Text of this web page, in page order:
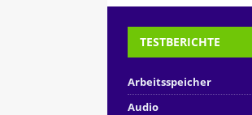
TESTBERICHTE
Arbeitsspeicher
Audio